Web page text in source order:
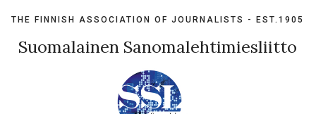
content
THE FINNISH ASSOCIATION OF JOURNALISTS - EST.1905
Suomalainen Sanomalehtimiesliitto